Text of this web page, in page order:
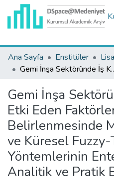
Ana Sayfa
Enstitüler
Gemi İnşa Sektöründe İş Kazalarına Etki Eden Faktörlerin
Gemi İnşa
Etki Eden
Belirlenmesinde
ve Küresel Fuzzy-
Yöntemlerinin
Analitik ve Pratik